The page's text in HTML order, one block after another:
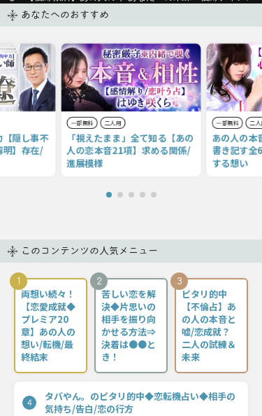
あなたへのおすすめ
【隠し事不
】存在/
一部無料 二人用
「視えたまま」全て知る【あの
人の恋本音21項】求める関係/
進展模様
一部無料 二人用
あの人の本
書き記す全
する想い
このコンテンツの人気メニュー
1
両想い続々！
【恋愛成就◆
プレミア20
章】あの人の
想い/転機/最
終結末
2
苦しい恋を解
決◆片思いの
相手を振り向
かせる方法⇒
決着は●●と
き！
3
ピタリ的中
【不倫占】あ
の人の本音と
嘘/恋成就？
二人の試練＆
未来
4
タバやん。のピタリ的中◆恋転機占い◆相手の
気持ち/告白/恋の行方